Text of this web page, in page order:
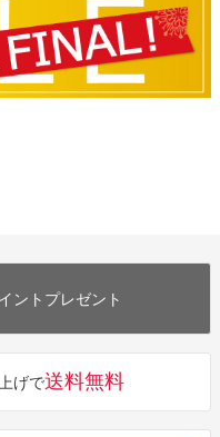
ントプレゼント
げで送料無料